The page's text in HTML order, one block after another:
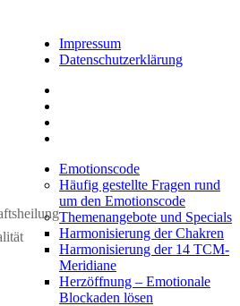
Impressum
Datenschutzerklärung
Emotionscode
Häufig gestellte Fragen rund
um den Emotionscode
Themenangebote und Specials
Harmonisierung der Chakren
Harmonisierung der 14 TCM-
Meridiane
Herzöffnung – Emotionale
Blockaden lösen